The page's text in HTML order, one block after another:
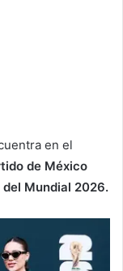
en el
de México
Mundial 2026.